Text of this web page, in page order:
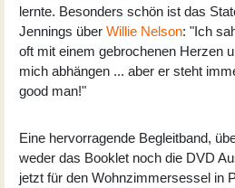
lernte. Besonders schön ist das
Jennings über Willie Nelson: "Ich
oft mit einem gebrochenen Herzen
mich abhängen ... aber er steht
good man!"
Eine hervorragende Begleitband,
weder das Booklet noch die DVD
jetzt für den Wohnzimmersessel in